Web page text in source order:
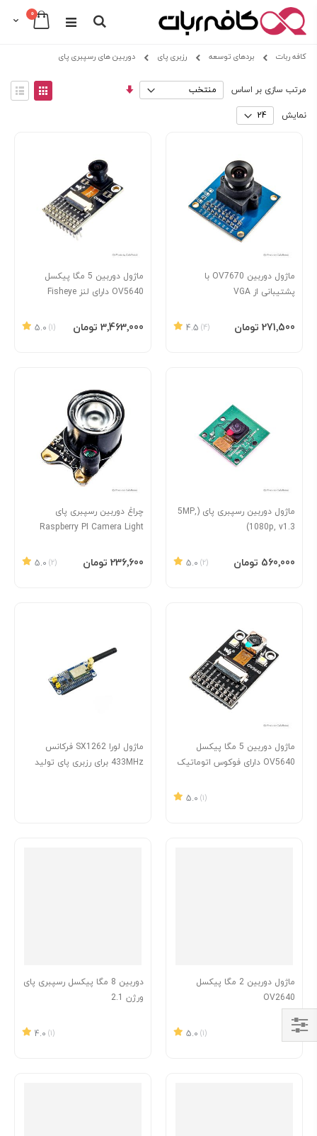
Cart0
Search
to
کافه ربات بردهای توسعه رزبری پای دوربین های رسپبری پای
مرتب سازی بر اساس
مرتب
View
as
نمایش
ماژول دوربین OV7670 با
پشتیبانی از VGA
4.5 (4) ‎271٬500 تومان
افزودن به سبد
ماژول دوربین 5 مگا پیکسل
OV5640 دارای لنز Fisheye
5.0
(1) ‎3٬463٬000 تومان
افزودن به سبد
ماژول دوربین رسپبری پای (5MP,
1080p, v1.3)
5.0 (2) ‎560٬000 تومان
افزودن به سبد
چراغ دوربین رسپبری پای
Raspberry PI Camera Light
5.0 (2) ‎236٬600 تومان
افزودن به سبد
ماژول دوربین 5 مگا پیکسل
OV5640 دارای فوکوس اتوماتیک
5.0
(1)
ماژول لورا SX1262 فرکانس
433MHz برای رزبری پای تولید
ماژول دوربین 2 مگا پیکسل
OV2640
5.0 (1)
دوربین 8 مگا پیکسل رسپبری پای
ورژن 2.1
4.0 (1)
Shop